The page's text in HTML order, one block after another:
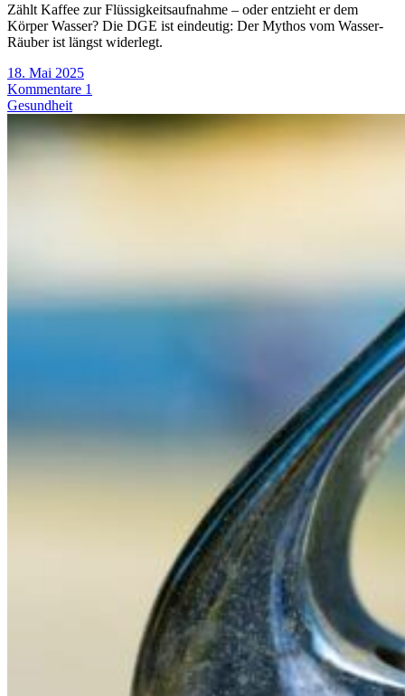
Zählt Kaffee zur Flüssigkeitsaufnahme – oder entzieht er dem
Körper Wasser? Die DGE ist eindeutig: Der Mythos vom Wasser-
Räuber ist längst widerlegt.
18. Mai 2025
Kommentare 1
Gesundheit